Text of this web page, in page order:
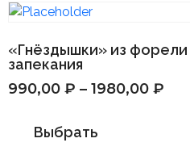
«Гнёздышки» из форели
запекания
990,00 ₽ – 1980,00 ₽
Выбрать